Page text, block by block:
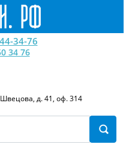
34-76
34 76
д. 41, оф. 314